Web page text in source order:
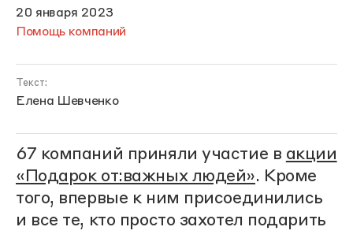
20 января 2023
Помощь компаний
Текст:
Елена Шевченко
67 компаний приняли участие в акции
«Подарок от:важных людей». Кроме
того, впервые к ним присоединились
и все те, кто просто захотел подарить